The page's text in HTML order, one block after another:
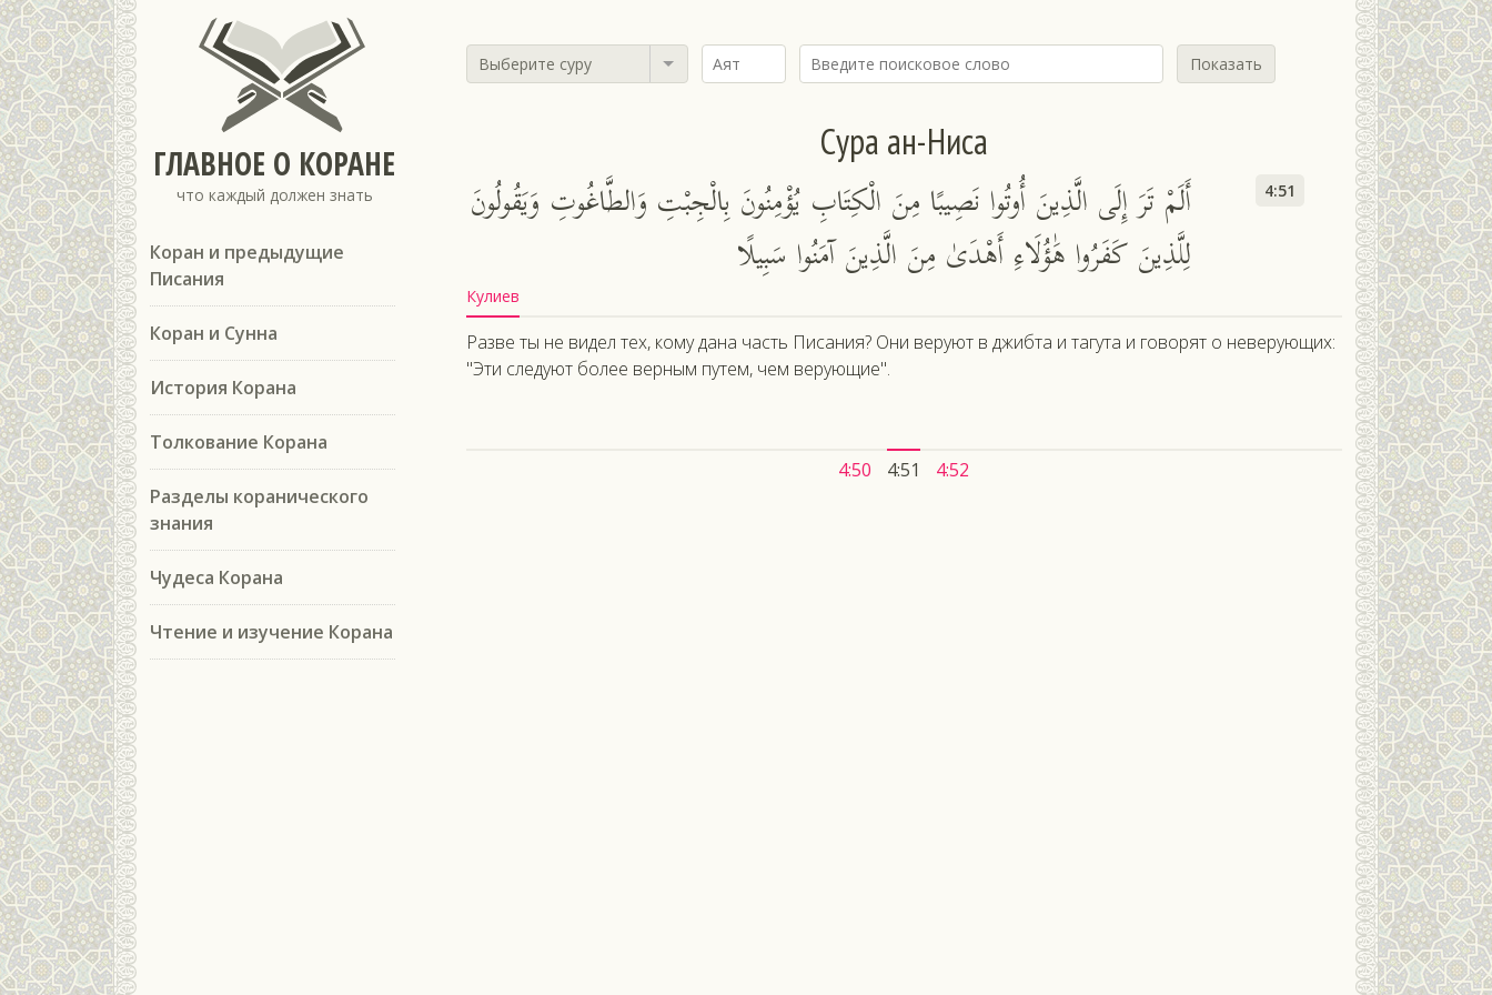
ГЛАВНОЕ О КОРАНЕ
что каждый должен знать
Коран и предыдущие
Писания
Коран и Сунна
История Корана
Толкование Корана
Разделы коранического
знания
Чудеса Корана
Чтение и изучение Корана
Выберите суру Показать
Сура ан-Ниса
أَلَمْ تَرَ إِلَى الَّذِينَ أُوتُوا نَصِيبًا مِنَ الْكِتَابِ يُؤْمِنُونَ بِالْجِبْتِ وَالطَّاغُوتِ وَيَقُولُونَ
لِلَّذِينَ كَفَرُوا هَٰؤُلَاءِ أَهْدَىٰ مِنَ الَّذِينَ آمَنُوا سَبِيلًا
4:51
Кулиев
Разве ты не видел тех, кому дана часть Писания? Они веруют в джибта и тагута и говорят о неверующих:
"Эти следуют более верным путем, чем верующие".
4:50 4:51 4:52